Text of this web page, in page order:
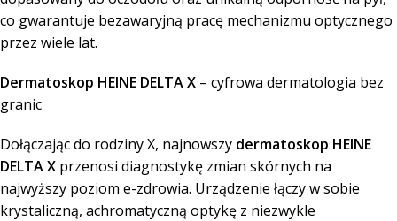
co gwarantuje bezawaryjną pracę mechanizmu optycznego
przez wiele lat.
Dermatoskop HEINE DELTA X – cyfrowa dermatologia bez
granic
Dołączając do rodziny X, najnowszy dermatoskop HEINE
DELTA X przenosi diagnostykę zmian skórnych na
najwyższy poziom e-zdrowia. Urządzenie łączy w sobie
krystaliczną, achromatyczną optykę z niezwykle